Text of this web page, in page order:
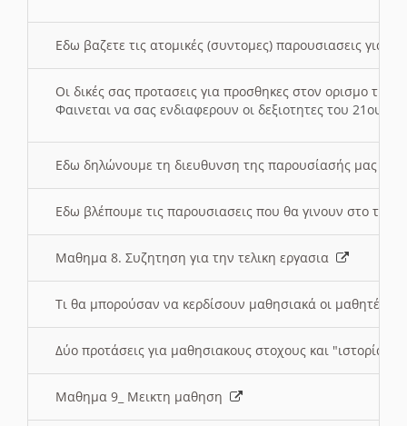
Εδω βαζετε τις ατομικές (συντομες) παρουσιασεις για
Οι δικές σας προτασεις για προσθηκες στον ορισμο
Φαινεται να σας ενδιαφερουν οι δεξιοτητες του 21ου
Εδω δηλώνουμε τη διευθυνση της παρουσίασής μας
Εδω βλέπουμε τις παρουσιασεις που θα γινουν στο
Μαθημα 8. Συζητηση για την τελικη εργασια
Τι θα μπορούσαν να κερδίσουν μαθησιακά οι μαθητές/
Δύο προτάσεις για μαθησιακους στοχους και "ιστορία"
Μαθημα 9_ Μεικτη μαθηση